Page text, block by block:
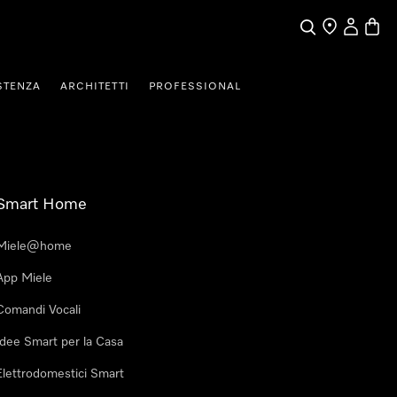
CercaRicerca
Il mio
ARCHITETTI PROFESSIONAL
Home
Miele
Vocali
Smart per la Casa
Smart